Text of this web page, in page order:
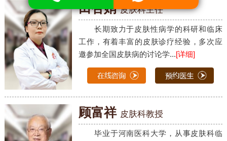
田杏娟 皮肤科主任
长期致力于皮肤性病学的科研和临床
工作，有着丰富的皮肤诊疗经验，多次应
邀参加全国皮肤病的讨论学...[详细]
顾富祥 皮肤科教授
毕业于河南医科大学，从事皮肤科临